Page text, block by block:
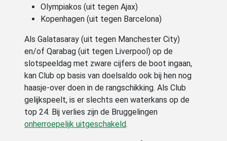
Olympiakos (uit tegen Ajax)
Kopenhagen (uit tegen Barcelona)
Als Galatasaray (uit tegen Manchester City)
en/of Qarabag (uit tegen Liverpool) op de
slotspeeldag met zware cijfers de boot ingaan,
kan Club op basis van doelsaldo ook bij hen nog
haasje-over doen in de rangschikking. Als Club
gelijkspeelt, is er slechts een waterkans op de
top 24. Bij verlies zijn de Bruggelingen
onherroepelijk uitgeschakeld.